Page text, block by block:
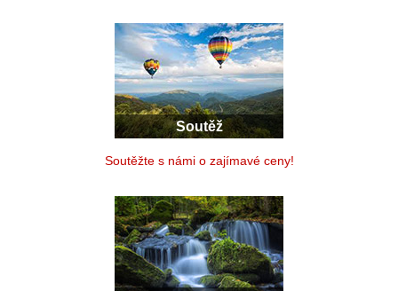
Soutěž
Soutěžte s námi o zajímavé ceny!